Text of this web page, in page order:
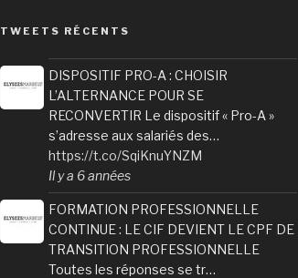
TWEETS RÉCENTS
DISPOSITIF PRO-A : CHOISIR
L’ALTERNANCE POUR SE
RECONVERTIR Le dispositif « Pro-A »
s’adresse aux salariés des…
https://t.co/SqiKnuYNZM
Il y a 6 années
FORMATION PROFESSIONNELLE
CONTINUE : LE CIF DEVIENT LE CPF DE
TRANSITION PROFESSIONNELLE
Toutes les réponses se tr…